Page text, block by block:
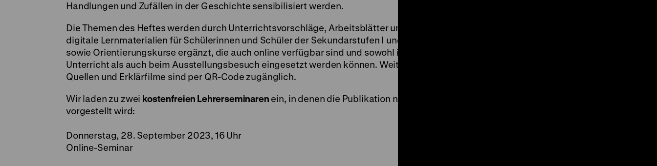
Handlungen und Zufällen in der Geschichte sensibilisiert werden.
Die Themen des Heftes werden durch Unterrichtsvorschläge, Arbeitsblätter und
digitale Lernmaterialien für Schülerinnen und Schüler der Sekundarstufen I und II
sowie Orientierungskurse ergänzt, die auch online verfügbar sind und sowohl im
Unterricht als auch beim Ausstellungsbesuch eingesetzt werden können. Weitere
Quellen und Erklärfilme sind per QR-Code zugänglich.
Wir laden zu zwei kostenfreien Lehrerseminaren ein, in denen die Publikation näher
vorgestellt wird:
Donnerstag, 28. September 2023, 16 Uhr
Online-Seminar